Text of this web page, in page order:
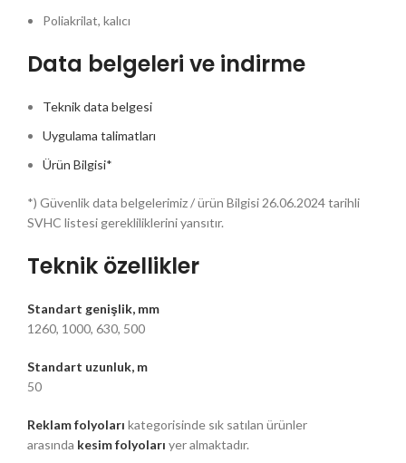
Poliakrilat, kalıcı
Data belgeleri ve indirme
Teknik data belgesi
Uygulama talimatları
Ürün Bilgisi*
*) Güvenlik data belgelerimiz / ürün Bilgisi 26.06.2024 tarihli
SVHC listesi gerekliliklerini yansıtır.
Teknik özellikler
Standart genişlik, mm
1260, 1000, 630, 500
Standart uzunluk, m
50
Reklam folyoları kategorisinde sık satılan ürünler
arasında kesim folyoları yer almaktadır.